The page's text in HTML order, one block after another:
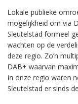
Lokale publieke
mogelijkheid om via
Sleutelstad formeel
wachten op de
deze regio. Zo’n
DAB+ waarvan
In onze regio waren
Sleutelstad er sinds